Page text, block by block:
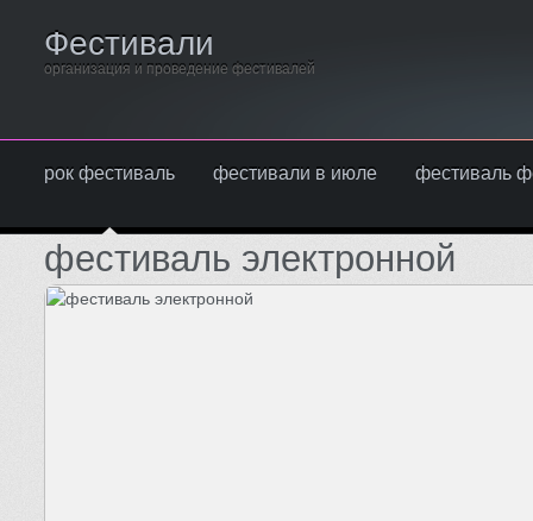
Фестивали
организация и проведение фестивалей
рок фестиваль фестивали в июле фестиваль
фестиваль электронной